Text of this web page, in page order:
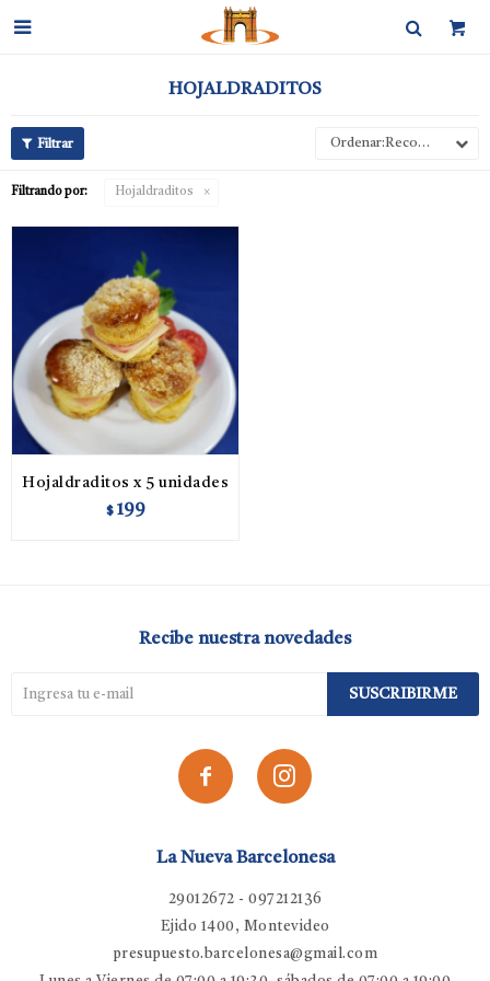

HOJALDRADITOS
Recomendados
Filtrando por: Hojaldraditos
Hojaldraditos x 5 unidades
$ 199
La Nueva Barcelonesa
29012672 - 097212136
Ejido 1400, Montevideo
presupuesto.barcelonesa@gmail.com
Recibe nuestra novedades
SUSCRIBIRME
 